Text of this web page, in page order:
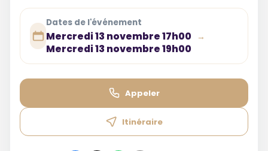
Dates de l'événement
Mercredi 13 novembre 17h00 →
Mercredi 13 novembre 19h00
Appeler
Itinéraire